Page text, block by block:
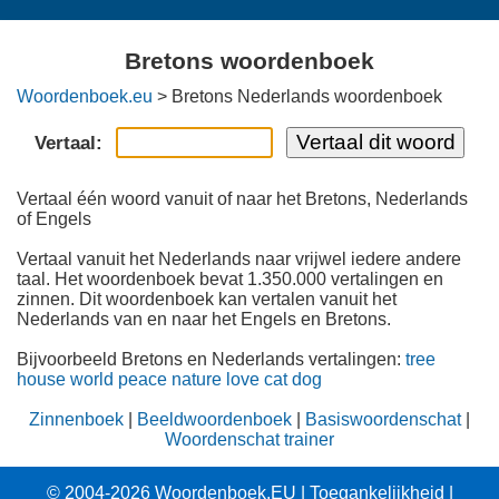
Bretons woordenboek
Woordenboek.eu > Bretons Nederlands woordenboek
Vertaal:
Vertaal één woord vanuit of naar het Bretons, Nederlands
of Engels
Vertaal vanuit het Nederlands naar vrijwel iedere andere
taal. Het woordenboek bevat 1.350.000 vertalingen en
zinnen. Dit woordenboek kan vertalen vanuit het
Nederlands van en naar het Engels en Bretons.
Bijvoorbeeld Bretons en Nederlands vertalingen: tree
house world peace nature love cat dog
Zinnenboek Beeldwoordenboek Basiswoordenschat|
Woordenschat trainer
© 2004-2026 Woordenboek.EU Toegankelijkheid